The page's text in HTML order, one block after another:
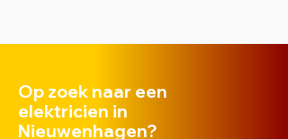
Op zoek naar een
elektricien in
Nieuwenhagen?